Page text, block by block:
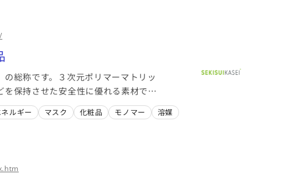
総称です。３次元ポリマーマトリッ
保持させた安全性に優れる素材で
ネルギー マスク 化粧品 モノマー 溶媒